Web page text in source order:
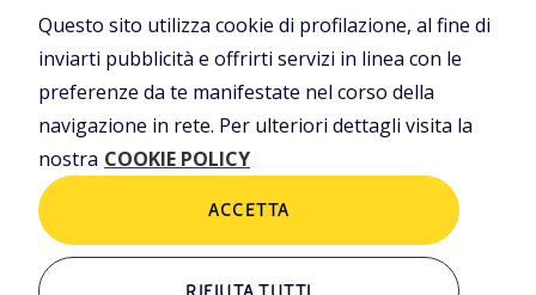
Entra nel mondo Eniscuola.Scopri gli strumenti e le
metodologie innovative per la didattica e naviga tra contenuti
multimediali, lezioni digitali e approfondimenti sui grandi temi
di attualità. Eniscuola è una iniziativa di Eni.
POLICIES
Termini e condizioni
Questo sito utilizza cookie di profilazione, al fine di
inviarti pubblicità e offrirti servizi in linea con le
preferenze da te manifestate nel corso della
navigazione in rete. Per ulteriori dettagli visita la
nostra COOKIE POLICY
ACCETTA